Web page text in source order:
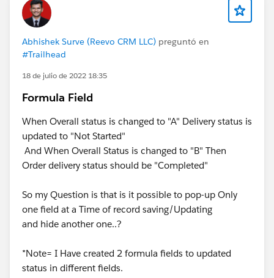
Abhishek Surve (Reevo CRM LLC) preguntó en
#Trailhead
18 de julio de 2022 18:35
Formula Field
When Overall status is changed to "A" Delivery status is
updated to "Not Started"
And When Overall Status is changed to "B" Then
Order delivery status should be "Completed"
So my Question is that is it possible to pop-up Only
one field at a Time of record saving/Updating
and hide another one..?
*Note= I Have created 2 formula fields to updated
status in different fields.